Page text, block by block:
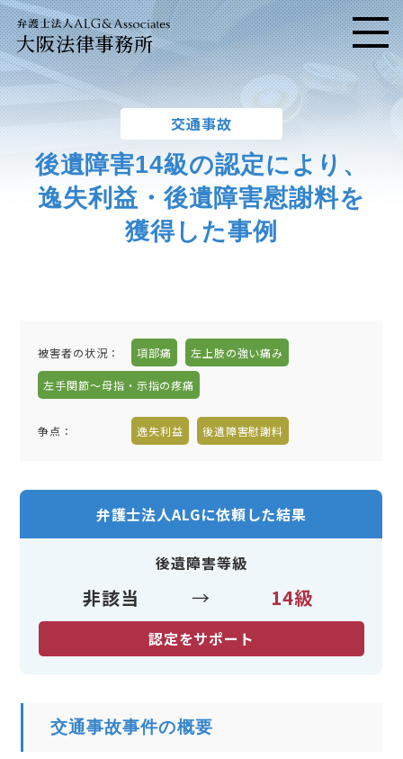
大阪法律事務所 メニ
交通事故
後遺障害14級の認定により、
逸失利益・後遺障害慰謝料を
獲得した事例
被害者の状況： 項部痛 左上肢の強い痛み
左手関節〜母指・示指の疼痛
争点： 逸失利益 後遺障害慰謝料
弁護士法人ALGに依頼した結果
後遺障害等級
非該当 → 14級
認定をサポート
交通事故事件の概要